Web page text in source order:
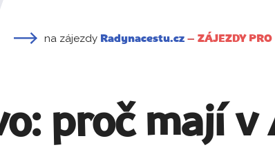
na zájezdy Radynacestu.cz – ZÁJEZDY PRO
proč mají